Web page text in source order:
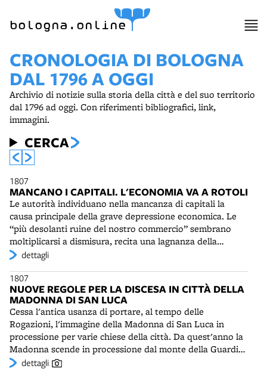
bologna.online
CRONOLOGIA DI BOLOGNA
DAL 1796 A OGGI
Archivio di notizie sulla storia della città e del suo territorio
dal 1796 ad oggi. Con riferimenti bibliografici, link,
immagini.
CERCA
1807
MANCANO I CAPITALI. L'ECONOMIA VA A ROTOLI
Le autorità individuano nella mancanza di capitali la
causa principale della grave depressione economica. Le
“più desolanti ruine del nostro commercio” sembrano
moltiplicarsi a dismisura, recita una lagnanza della
Municipalità bolognese. Ogni risorsa finanziaria è
opulenza della regione, che “eccitava l'ingordigia di altre
popolazioni”, è oramai ridotta “ad uno scheletro
compassionevole”. Secondo una dichiarazione del
Prefetto del Dipartimento del Reno, rilasciata il 7 luglio, la
situazione del commercio è estremamente critica e “i
fallimenti si succedono con indicibile rapidità e con
immenso pubblico scandalo e pregiudizio”.
dettagli
1807
NUOVE REGOLE PER LA DISCESA IN CITTÀ DELLA
MADONNA DI SAN LUCA
Cessa l'antica usanza di portare, al tempo delle
Rogazioni, l'immagine della Madonna di San Luca in
processione per varie chiese della città. Da quest'anno la
Madonna scende in processione dal monte della Guardia
alla chiesa Metropolitana di San Pietro il sabato
dettagli